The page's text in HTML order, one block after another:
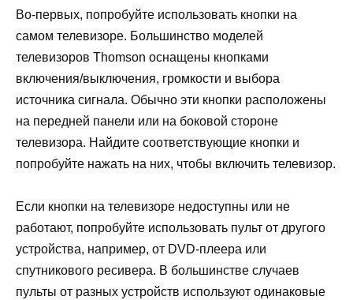
Во-первых, попробуйте использовать кнопки на
самом телевизоре. Большинство моделей
телевизоров Thomson оснащены кнопками
включения/выключения, громкости и выбора
источника сигнала. Обычно эти кнопки расположены
на передней панели или на боковой стороне
телевизора. Найдите соответствующие кнопки и
попробуйте нажать на них, чтобы включить телевизор.
Если кнопки на телевизоре недоступны или не
работают, попробуйте использовать пульт от другого
устройства, например, от DVD-плеера или
спутникового ресивера. В большинстве случаев
пульты от разных устройств используют одинаковые